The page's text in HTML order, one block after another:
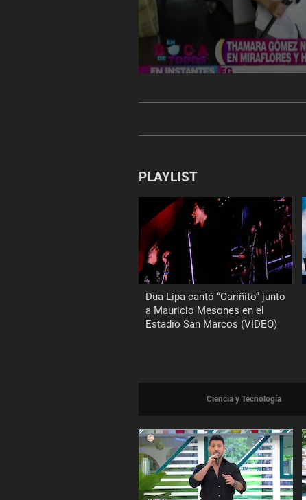
of
13
PLAYLIST
Dua Lipa cantó “Cariñito” junto
a Mauricio Mesones en el
Estadio San Marcos (VIDEO)
Ciencia y Tecnología